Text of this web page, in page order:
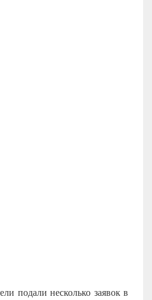
подали несколько заявок в